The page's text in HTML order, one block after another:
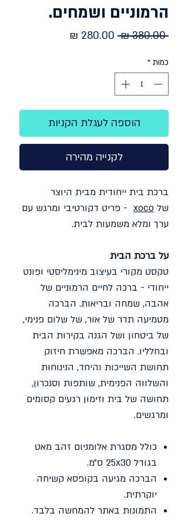
הרמוניים ושמחים.
‏380.00 ‏₪
מחיר
כמות *
הוספה לעגלת הקניות
לקנייה מהירה
ברכת בית ייחודית מבית היוצר
של xoco - פריט דקורטיבי ומרגש עם
ערך ומלא משמעות לבית.
על ברכת הבית
טקסט מקורי בעיצוב מינימליסטי ופונט
ייחודי - ברכה לחיים הרמוניים של
אהבה, שמחה ובריאות. הברכה
מטמיעה תדר של אור, של שלום פנימי,
של ביטחון ושל הגנה בקירות הבית
ובחלליו. הברכה מאפשרת חיזוק
תחושת השייכות והיחד, הנינוחות
והשלווה הפנימית, שותפות וסנכרון,
תחושה של בית וזימון רגעים קסומים
ומרגשים.​
כולל מסגרת אלומניום זהב מאט
בגודל 25x30 ס״מ.
הברכה מגיעה בקופסא קשיחה
יוקרתית.
התמונות באתר להמחשה בלבד.